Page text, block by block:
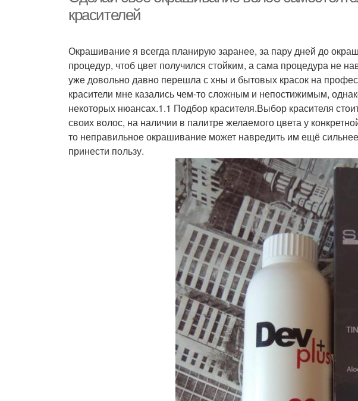
красителей
Окрашивание я всегда планирую заранее, за пару дней до
процедур, чтоб цвет получился стойким, а сама процедура не
уже довольно давно перешла с хны и бытовых красок на
красители мне казались чем-то сложным и непостижимым,
некоторых нюансах.1.1 Подбор красителя.Выбор красителя
своих волос, на наличии в палитре желаемого цвета у
то неправильное окрашивание может навредить им ещё
принести пользу.